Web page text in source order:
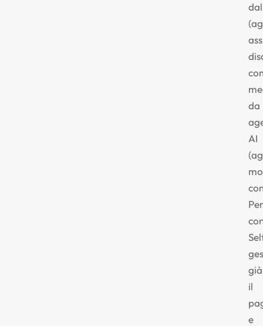
da
AI
già
il
e